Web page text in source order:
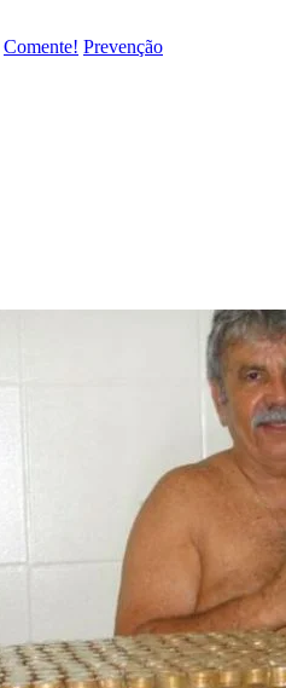
Comente! Prevenção